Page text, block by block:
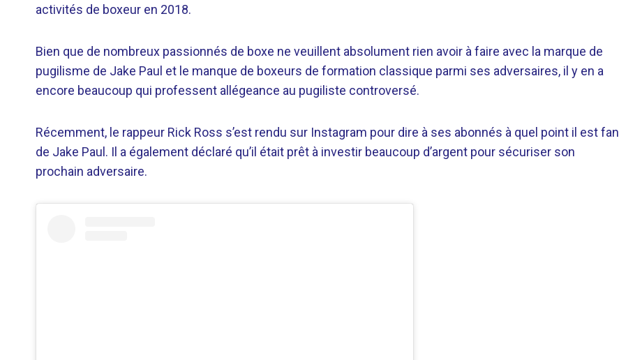
activités de boxeur en 2018.
Bien que de nombreux passionnés de boxe ne veuillent absolument rien avoir à faire avec la marque de
pugilisme de Jake Paul et le manque de boxeurs de formation classique parmi ses adversaires, il y en a
encore beaucoup qui professent allégeance au pugiliste controversé.
Récemment, le rappeur Rick Ross s’est rendu sur Instagram pour dire à ses abonnés à quel point il est fan
de Jake Paul. Il a également déclaré qu’il était prêt à investir beaucoup d’argent pour sécuriser son
prochain adversaire.